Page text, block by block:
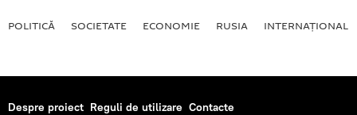
POLITICĂ SOCIETATE ECONOMIE RUSIA INTERNAŢIONAL
Despre proiect Reguli de utilizare Contacte